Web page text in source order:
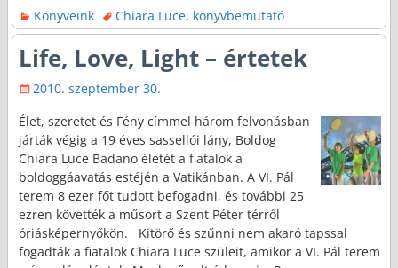
Könyveink
Chiara Luce, könyvbemutató
Life, Love, Light – értetek
2010. szeptember 30.
Élet, szeretet és Fény címmel három felvonásban
járták végig a 19 éves sassellói lány, Boldog
Chiara Luce Badano életét a fiatalok a
boldoggáavatás estéjén a Vatikánban. A VI. Pál
terem 8 ezer főt tudott befogadni, és további 25
ezren követték a műsort a Szent Péter térről
óriásképernyőkön. Kitörő és szűnni nem akaró tapssal
fogadták a fiatalok Chiara Luce szüleit, amikor a VI. Pál terem